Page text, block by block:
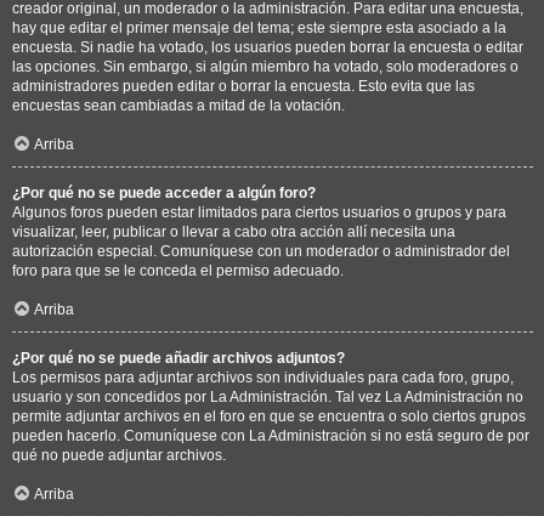
creador original, un moderador o la administración. Para editar una encuesta,
hay que editar el primer mensaje del tema; este siempre esta asociado a la
encuesta. Si nadie ha votado, los usuarios pueden borrar la encuesta o editar
las opciones. Sin embargo, si algún miembro ha votado, solo moderadores o
administradores pueden editar o borrar la encuesta. Esto evita que las
encuestas sean cambiadas a mitad de la votación.
Arriba
¿Por qué no se puede acceder a algún foro?
Algunos foros pueden estar limitados para ciertos usuarios o grupos y para
visualizar, leer, publicar o llevar a cabo otra acción allí necesita una
autorización especial. Comuníquese con un moderador o administrador del
foro para que se le conceda el permiso adecuado.
Arriba
¿Por qué no se puede añadir archivos adjuntos?
Los permisos para adjuntar archivos son individuales para cada foro, grupo,
usuario y son concedidos por La Administración. Tal vez La Administración no
permite adjuntar archivos en el foro en que se encuentra o solo ciertos grupos
pueden hacerlo. Comuníquese con La Administración si no está seguro de por
qué no puede adjuntar archivos.
Arriba